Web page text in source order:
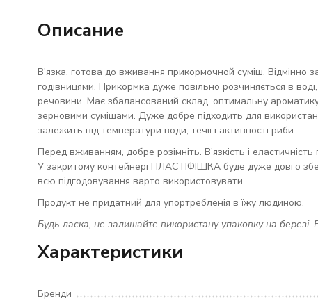
Описание
В'язка, готова до вживання прикормочной суміш. Відмінно
годівницями. Прикормка дуже повільно розчиняється в
речовини. Має збалансований склад, оптимальну
зерновими сумішами. Дуже добре підходить для
залежить від температури води, течії і активності риби.
Перед вживанням, добре розімніть. В'язкість і
У закритому контейнері ПЛАСТІФІШКА буде дуже довго
всю підгодовування варто використовувати.
Продукт не придатний для упортребленія в їжу людиною.
Будь ласка, не залишайте використану упаковку на
Характеристики
Бренди